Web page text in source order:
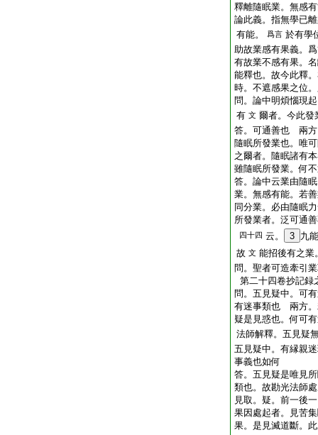
釋離隨眠業。無感
論此義。指無學已
有能。
爲言 於有學
助故業感有果義。
有故業不感有果。
能釋也。故今此釋
時。不遮感果之位
問。論中明煩惱現
有 文 爾者。今此發
答。可通善也 兩方
隨眠所發業也。唯
之爾者。隨眠諸有
雖隨眠所發業。何
答。論中云業由隨
業。無感有能。若
同分業。必由隨眠
所發業者。泛可通
四十四 云。 3 九
故 文 能招後有之業
問。聖者可造牽引
第二十四卷抄記録
問。五見疑中。可
有迷事類也 兩方。
疑是見惑也。何可
法師解釋。五見疑
五見疑中。有縁親
事義也如何
答。五見疑是唯見
類也。故勘光法師
見取。疑。前一後
果因處起者。見苦
果。是見滅道斷。